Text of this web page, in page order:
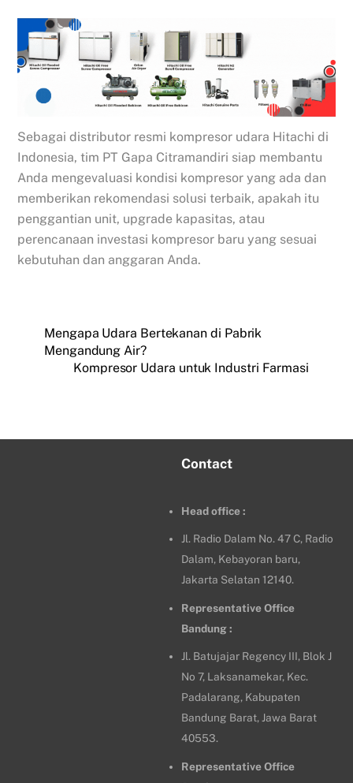
Sebagai distributor resmi kompresor udara Hitachi di
Indonesia, tim PT Gapa Citramandiri siap membantu
Anda mengevaluasi kondisi kompresor yang ada dan
memberikan rekomendasi solusi terbaik, apakah itu
penggantian unit, upgrade kapasitas, atau
perencanaan investasi kompresor baru yang sesuai
kebutuhan dan anggaran Anda.
Mengapa Udara Bertekanan di Pabrik
Mengandung Air?
Kompresor Udara untuk Industri Farmasi
Contact
Head office :
Jl. Radio Dalam No. 47 C, Radio
Dalam, Kebayoran baru,
Jakarta Selatan 12140.
Representative Office
Bandung :
Jl. Batujajar Regency III, Blok J
No 7, Laksanamekar, Kec.
Padalarang, Kabupaten
Bandung Barat, Jawa Barat
40553.
Representative Office